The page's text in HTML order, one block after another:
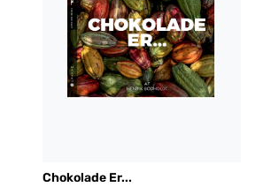
Chokolade Er...